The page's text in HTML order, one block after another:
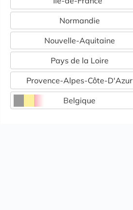
Normandie
Nouvelle-Aquitaine
Pays de la Loire
Provence-Alpes-Côte-D'Azur
Belgique